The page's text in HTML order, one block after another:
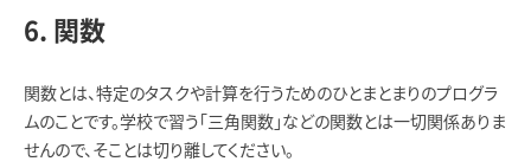
6. 関数
関数とは、特定のタスクや計算を行うためのひとまとまりのプログラ
ムのことです。学校で習う「三角関数」などの関数とは一切関係ありま
せんので、そことは切り離してください。